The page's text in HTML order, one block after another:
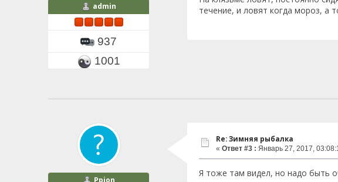
admin
937
1001
течение, и ловят когда мороз, а
Ppion
Re: Зимняя рыбалка
« Ответ #3 : Январь 27, 2017,
Я тоже там видел, но надо быть